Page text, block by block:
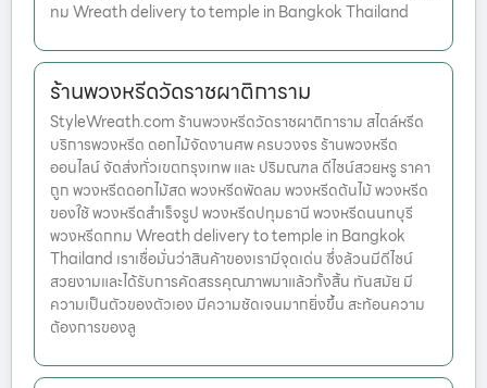
ทม Wreath delivery to temple in Bangkok Thailand
ร้านพวงหรีดวัดราชผาติการาม
StyleWreath.com ร้านพวงหรีดวัดราชผาติการาม สไตล์หรีด
บริการพวงหรีด ดอกไม้จัดงานศพ ครบวงจร ร้านพวงหรีด
ออนไลน์ จัดส่งทั่วเขตกรุงเทพ และ ปริมณฑล ดีไซน์สวยหรู ราคา
ถูก พวงหรีดดอกไม้สด พวงหรีดพัดลม พวงหรีดต้นไม้ พวงหรีด
ของใช้ พวงหรีดสำเร็จรูป พวงหรีดปทุมธานี พวงหรีดนนทบุรี
พวงหรีดกทม Wreath delivery to temple in Bangkok
Thailand เราเชื่อมั่นว่าสินค้าของเรามีจุดเด่น ซึ่งล้วนมีดีไซน์
สวยงามและได้รับการคัดสรรคุณภาพมาแล้วทั้งสิ้น ทันสมัย มี
ความเป็นตัวของตัวเอง มีความชัดเจนมากยิ่งขึ้น สะท้อนความ
ต้องการของลู